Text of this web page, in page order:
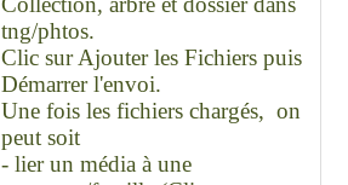
tng/phtos.
Clic sur Ajouter les Fichiers puis
Démarrer l'envoi.
Une fois les fichiers chargés, on
peut soit
- lier un média à une